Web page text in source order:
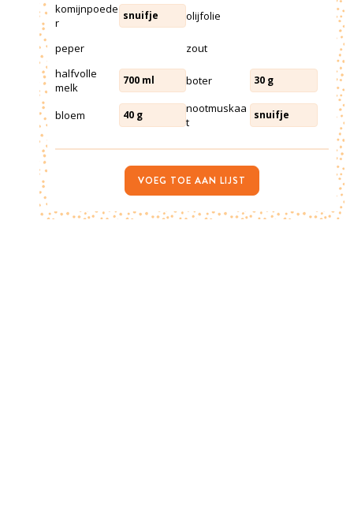
komijnpoede
r
snuifje olijfolie
peper
zout
halfvolle
melk
700 ml boter 30 g
bloem 40 g
nootmuskaa
t
snuifje
VOEG TOE AAN LIJST